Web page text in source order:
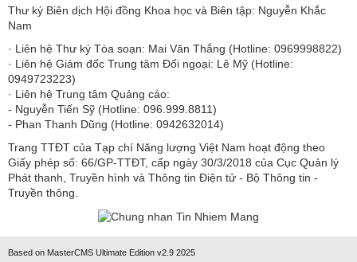
Thư ký Biên dịch Hội đồng Khoa học và Biên tập: Nguyễn Khắc
Nam
· Liên hệ Thư ký Tòa soạn: Mai Văn Thắng (Hotline: 0969998822)
· Liên hệ Giám đốc Trung tâm Đối ngoại: Lê Mỹ (Hotline:
0949723223)
· Liên hệ Trung tâm Quảng cáo:
- Nguyễn Tiến Sỹ (Hotline: 096.999.8811)
- Phan Thanh Dũng (Hotline: 0942632014)
Trang TTĐT của Tạp chí Năng lượng Việt Nam hoạt động theo
Giấy phép số: 66/GP-TTĐT, cấp ngày 30/3/2018 của Cục Quản lý
Phát thanh, Truyền hình và Thông tin Điện tử - Bộ Thông tin -
Truyền thông.
Based on MasterCMS Ultimate Edition v2.9 2025